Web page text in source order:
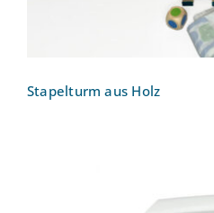
Stapelturm aus Holz